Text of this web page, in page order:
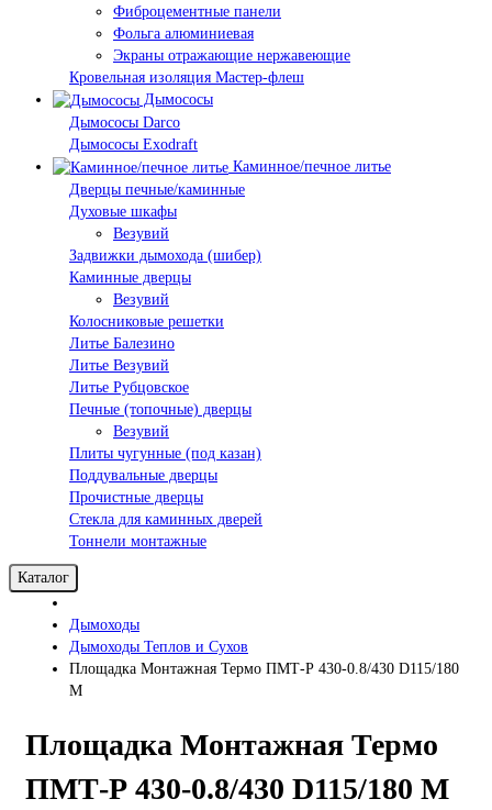
Фиброцементные панели
Фольга алюминиевая
Экраны отражающие нержавеющие
Кровельная изоляция Мастер-флеш
Дымососы
Дымососы Darco
Дымососы Exodraft
Каминное/печное литье
Дверцы печные/каминные
Духовые шкафы
Везувий
Задвижки дымохода (шибер)
Каминные дверцы
Везувий
Колосниковые решетки
Литье Балезино
Литье Везувий
Литье Рубцовское
Печные (топочные) дверцы
Везувий
Плиты чугунные (под казан)
Поддувальные дверцы
Прочистные дверцы
Стекла для каминных дверей
Тоннели монтажные
Каталог
Дымоходы
Дымоходы Теплов и Сухов
Площадка Монтажная Термо ПМТ-Р 430-0.8/430 D115/180
М
Площадка Монтажная Термо
ПМТ-Р 430-0.8/430 D115/180 М